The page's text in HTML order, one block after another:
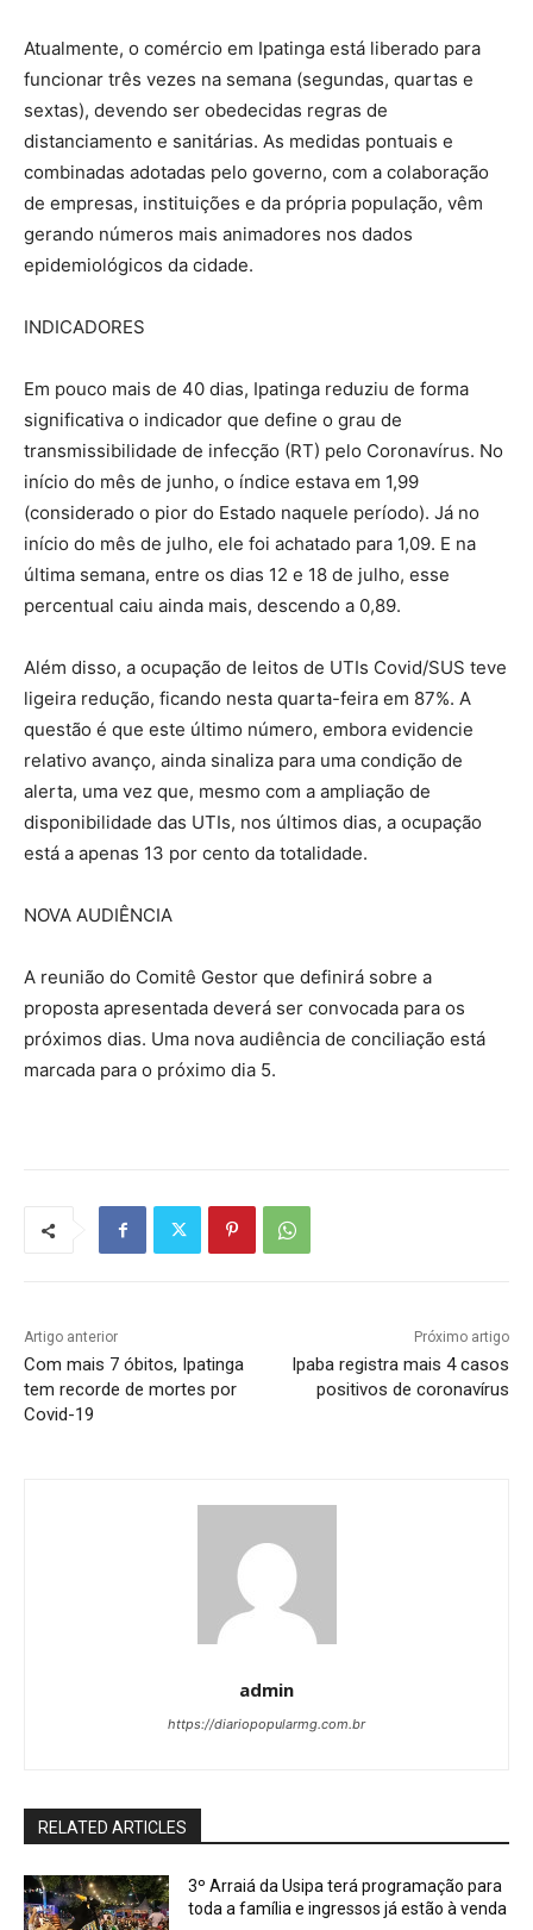
Atualmente, o comércio em Ipatinga está liberado para
funcionar três vezes na semana (segundas, quartas e
sextas), devendo ser obedecidas regras de
distanciamento e sanitárias. As medidas pontuais e
combinadas adotadas pelo governo, com a colaboração
de empresas, instituições e da própria população, vêm
gerando números mais animadores nos dados
epidemiológicos da cidade.
INDICADORES
Em pouco mais de 40 dias, Ipatinga reduziu de forma
significativa o indicador que define o grau de
transmissibilidade de infecção (RT) pelo Coronavírus. No
início do mês de junho, o índice estava em 1,99
(considerado o pior do Estado naquele período). Já no
início do mês de julho, ele foi achatado para 1,09. E na
última semana, entre os dias 12 e 18 de julho, esse
percentual caiu ainda mais, descendo a 0,89.
Além disso, a ocupação de leitos de UTIs Covid/SUS teve
ligeira redução, ficando nesta quarta-feira em 87%. A
questão é que este último número, embora evidencie
relativo avanço, ainda sinaliza para uma condição de
alerta, uma vez que, mesmo com a ampliação de
disponibilidade das UTIs, nos últimos dias, a ocupação
está a apenas 13 por cento da totalidade.
NOVA AUDIÊNCIA
A reunião do Comitê Gestor que definirá sobre a
proposta apresentada deverá ser convocada para os
próximos dias. Uma nova audiência de conciliação está
marcada para o próximo dia 5.
Artigo anterior
Com mais 7 óbitos, Ipatinga
tem recorde de mortes por
Covid-19
Próximo artigo
Ipaba registra mais 4 casos
positivos de coronavírus
admin
https://diariopopularmg.com.br
RELATED ARTICLES
3º Arraiá da Usipa terá programação para
toda a família e ingressos já estão à venda